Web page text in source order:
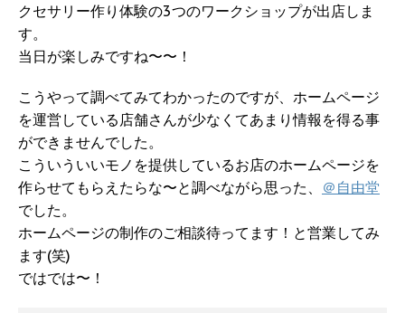
クセサリー作り体験の3つのワークショップが出店しま
す。
当日が楽しみですね〜〜！
こうやって調べてみてわかったのですが、ホームページ
を運営している店舗さんが少なくてあまり情報を得る事
ができませんでした。
こういういいモノを提供しているお店のホームページを
作らせてもらえたらな〜と調べながら思った、 ＠自由堂
でした。
ホームページの制作のご相談待ってます！と営業してみ
ます(笑)
ではでは〜！